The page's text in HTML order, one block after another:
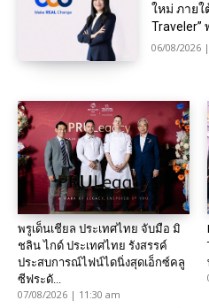
ใหม่ ภายใ
Traveler”
06/08/2026
พรูเด็นเชียล ประเทศไทย จับมือ มิ
ชลิน ไกด์ ประเทศไทย รังสรรค์
ประสบการณ์ไฟน์ไดนิ่งสุดเอ็กซ์คลู
ซีฟระดั...
07/08/2026 | 11:30 am